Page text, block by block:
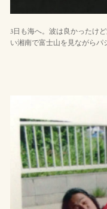
3日も海へ。波は良かったけ
い湘南で富士山を見ながらパ